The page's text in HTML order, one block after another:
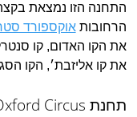
התחנה הזו נמצאת
הרחובותאוקספורד
את הקו האדום, קו
את קו אליזבת׳, הקו
תחנת Oxford Circus